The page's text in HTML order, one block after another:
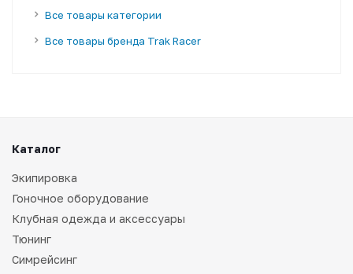
Все товары категории
Все товары бренда Trak Racer
Каталог
Экипировка
Гоночное оборудование
Клубная одежда и аксессуары
Тюнинг
Симрейсинг